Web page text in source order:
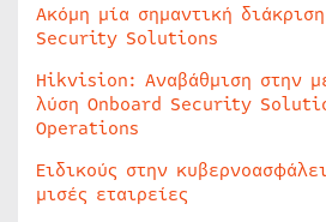
Ακόμη μία σημαντική
Security Solutions
Hikvision: Αναβάθμιση στην
λύση Onboard Security
Operations
Ειδικούς στην
μισές εταιρείες